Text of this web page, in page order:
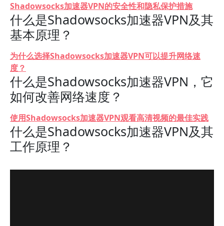
Shadowsocks加速器VPN的安全性和隐私保护措施
什么是Shadowsocks加速器VPN及其
基本原理？
为什么选择Shadowsocks加速器VPN可以提升网络速
度？
什么是Shadowsocks加速器VPN，它
如何改善网络速度？
使用Shadowsocks加速器VPN观看高清视频的最佳实践
什么是Shadowsocks加速器VPN及其
工作原理？